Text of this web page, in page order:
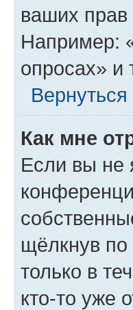
ваших прав
Например:
опросах» и
Как мне
Если вы не
щёлкнув по
только в
кто-то уже